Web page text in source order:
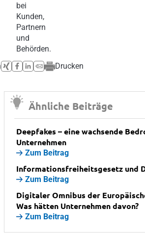
bei
Kunden,
Partnern
und
Behörden.
Drucken
Ähnliche Beiträge
Deepfakes – eine wachsende
Unternehmen
Zum Beitrag
Informationsfreiheitsgesetz und
Zum Beitrag
Digitaler Omnibus der
Was hätten Unternehmen davon?
Zum Beitrag